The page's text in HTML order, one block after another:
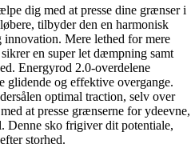
dig med at presse dine grænser i
tilbyder den en harmonisk
Mere lethed for mere
en super let dæmpning samt
Energyrod 2.0-overdelene
glidende og effektive overgange.
optimal traction, selv over
at presse grænserne for ydeevne,
Denne sko frigiver dit potentiale,
storhed.